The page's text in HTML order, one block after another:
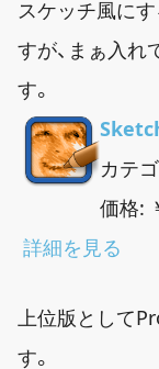
スケッチ風に
すが、まぁ入
す。
カテ
価格:
詳細を見る
上位版として
す。